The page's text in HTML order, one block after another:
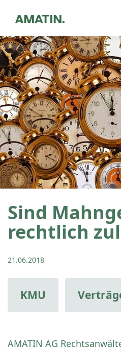
Zurück zu News
Sind
rechtlich
21.06.2018
KMU
AMATIN AG